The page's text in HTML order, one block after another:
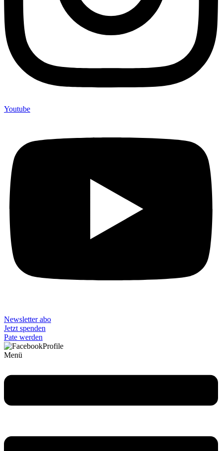
Youtube
Newsletter abo
Jetzt spenden
Pate werden
Menü